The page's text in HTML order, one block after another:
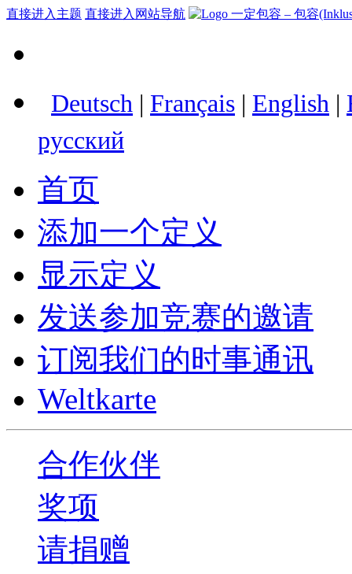
直接进入主题 直接进入网站导航
Deutsch | Français | English |
русский
首页
添加一个定义
显示定义
发送参加竞赛的邀请
订阅我们的时事通讯
Weltkarte
合作伙伴
奖项
请捐赠